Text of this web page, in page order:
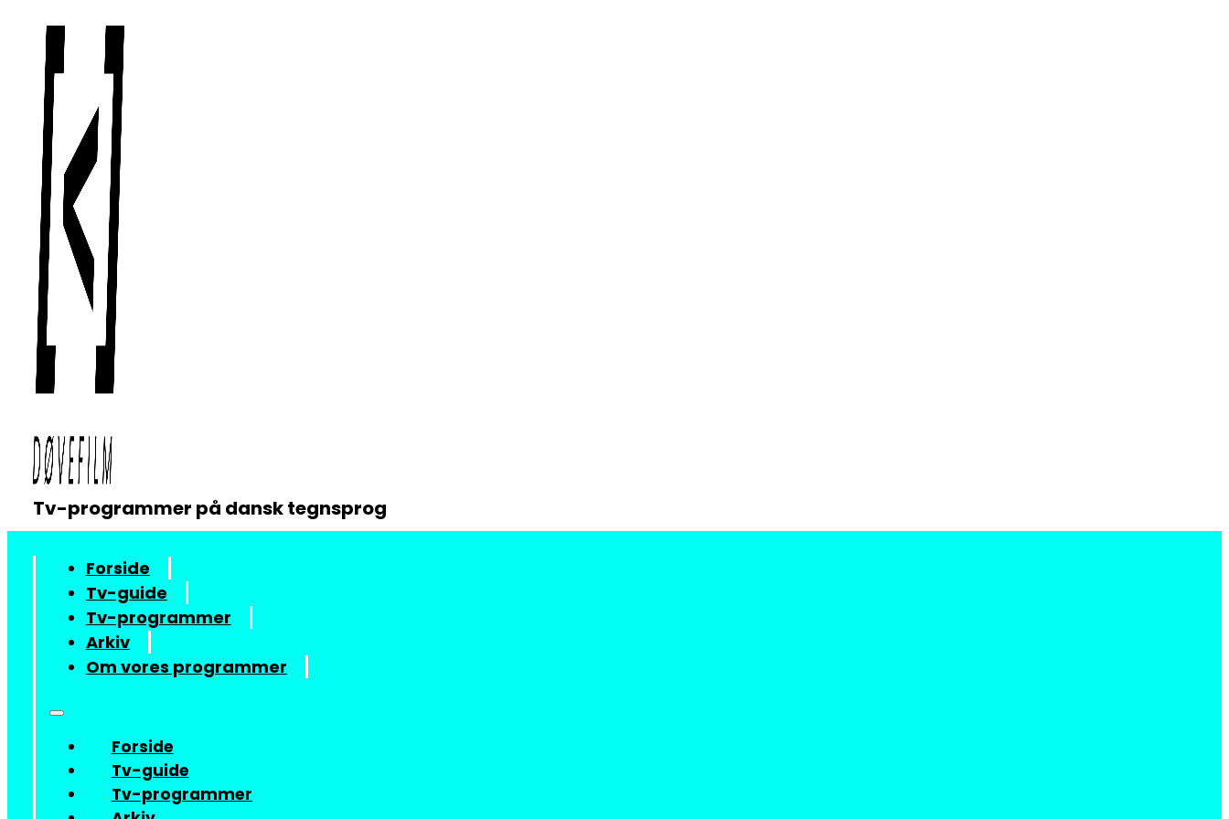
Tv-programmer på dansk tegnsprog
Forside
Tv-guide
Tv-programmer
Arkiv
Om vores programmer
Forside
Tv-guide
Tv-programmer